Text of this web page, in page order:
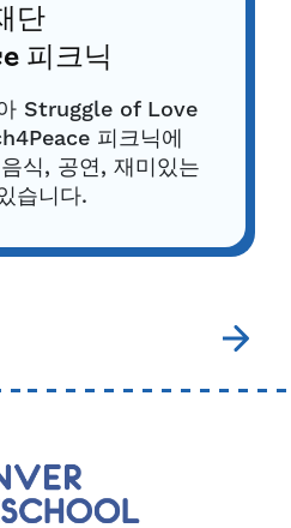
단
피크닉
Struggle of Love
피크닉에
식, 공연, 재미있는
습니다.